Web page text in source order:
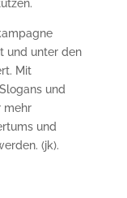
und unter den
Mit
und
mehr
und
(jk).